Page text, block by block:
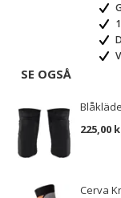
SE OGSÅ
225,00
Cerva